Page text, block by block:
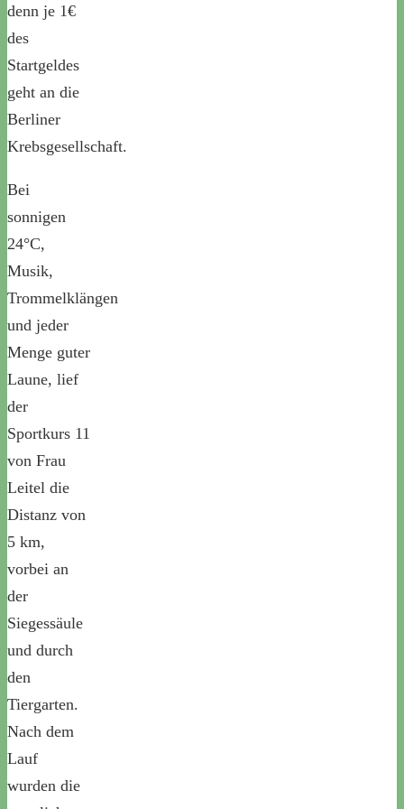
denn je 1€
des
Startgeldes
geht an die
Berliner
Krebsgesellschaft.
Bei
sonnigen
24°C,
Musik,
Trommelklängen
und jeder
Menge guter
Laune, lief
der
Sportkurs 11
von Frau
Leitel die
Distanz von
5 km,
vorbei an
der
Siegessäule
und durch
den
Tiergarten.
Nach dem
Lauf
wurden die